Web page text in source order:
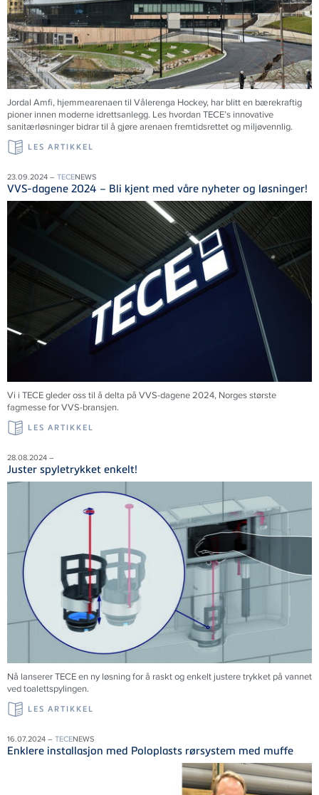
Jordal Amfi, hjemmearenaen til Vålerenga Hockey, har blitt en bærekraftig
pioner innen moderne idrettsanlegg. Les hvordan TECE’s innovative
sanitærløsninger bidrar til å gjøre arenaen fremtidsrettet og miljøvennlig.
LES ARTIKKEL
23.09.2024 – TECENEWS
VVS-dagene 2024 – Bli kjent med våre nyheter og løsninger!
Vi i TECEgleder oss til å delta på VVS-dagene 2024, Norges største
fagmesse for VVS-bransjen.
LES ARTIKKEL
28.08.2024 –
Juster spyletrykket enkelt!
Nå lansererTECEen ny løsning for å raskt og enkelt justere trykket på vannet
ved toalettspylingen.
LES ARTIKKEL
16.07.2024 – TECENEWS
Enklere installasjon med Poloplasts rørsystem med muffe